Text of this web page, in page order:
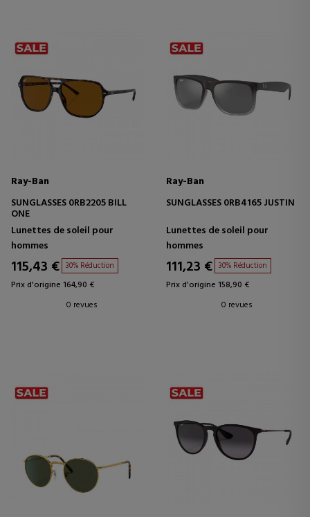
Ray-Ban
SUNGLASSES 0RB2205 BILL
ONE
Lunettes de soleil pour
hommes
115,43 € 30% Réduction
Prix d'origine 164,90 €
0 revues
Ray-Ban
SUNGLASSES 0RB4165 JUSTIN
Lunettes de soleil pour
hommes
111,23 € 30% Réduction
Prix d'origine 158,90 €
0 revues